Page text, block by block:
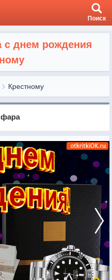
Поиск
с днем рождения
Крестному